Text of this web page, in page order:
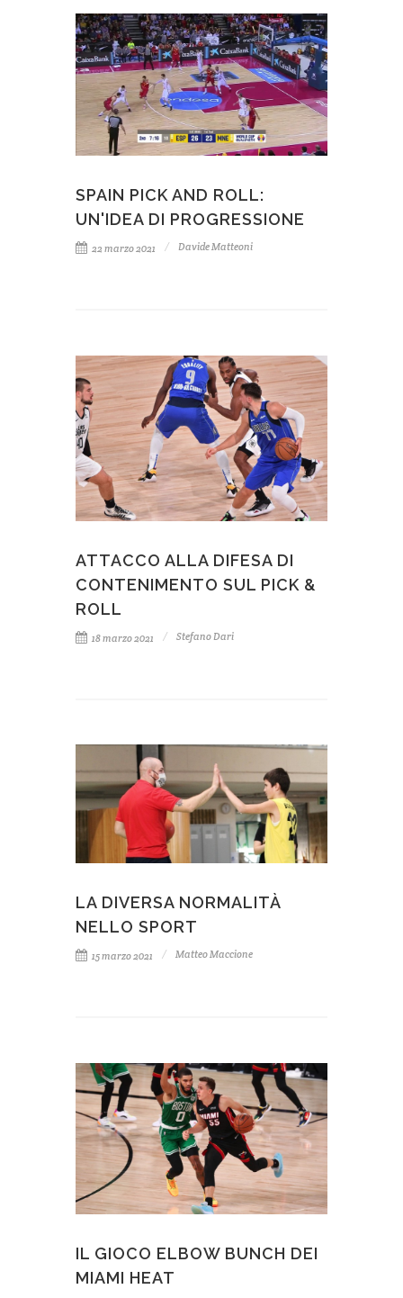
SPAIN PICK AND ROLL:
UN'IDEA DI PROGRESSIONE
22 marzo 2021 Davide Matteoni
ATTACCO ALLA DIFESA DI
CONTENIMENTO SUL PICK &
ROLL
18 marzo 2021 Stefano Dari
LA DIVERSA NORMALITÀ
NELLO SPORT
15 marzo 2021 Matteo Maccione
IL GIOCO ELBOW BUNCH DEI
MIAMI HEAT